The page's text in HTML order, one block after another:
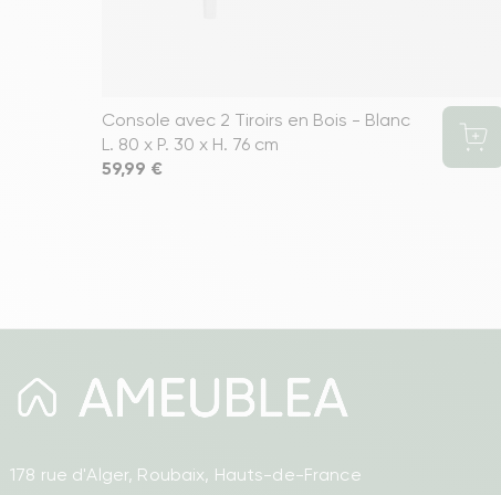
Console avec 2 Tiroirs en Bois - Blanc
L. 80 x P. 30 x H. 76 cm
Prix
59,99 €
178 rue d'Alger, Roubaix, Hauts-de-France